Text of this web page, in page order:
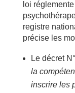
loi
registre
précise les
Le décret
la
inscrire les